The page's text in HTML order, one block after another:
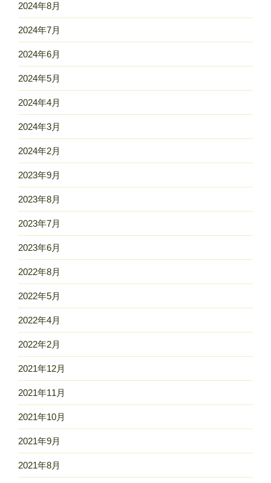
2024年8月
2024年7月
2024年6月
2024年5月
2024年4月
2024年3月
2024年2月
2023年9月
2023年8月
2023年7月
2023年6月
2022年8月
2022年5月
2022年4月
2022年2月
2021年12月
2021年11月
2021年10月
2021年9月
2021年8月